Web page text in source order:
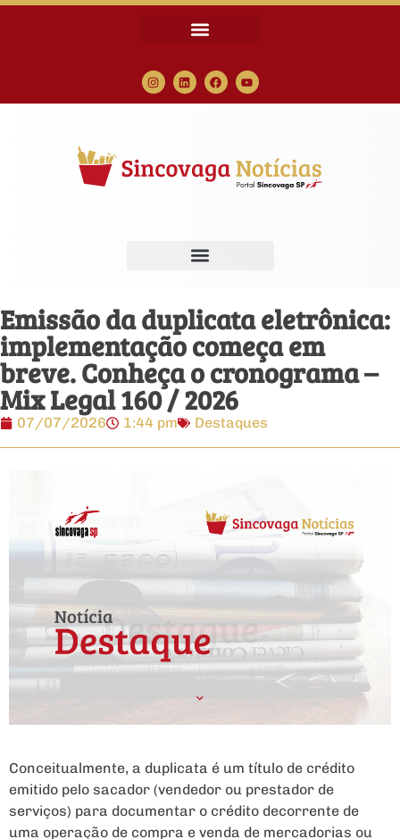
Emissão da duplicata eletrônica:
implementação começa em
breve. Conheça o cronograma –
Mix Legal 160 / 2026
07/07/2026 1:44 pm Destaques
Conceitualmente, a duplicata é um título de crédito
emitido pelo sacador (vendedor ou prestador de
serviços) para documentar o crédito decorrente de
uma operação de compra e venda de mercadorias ou